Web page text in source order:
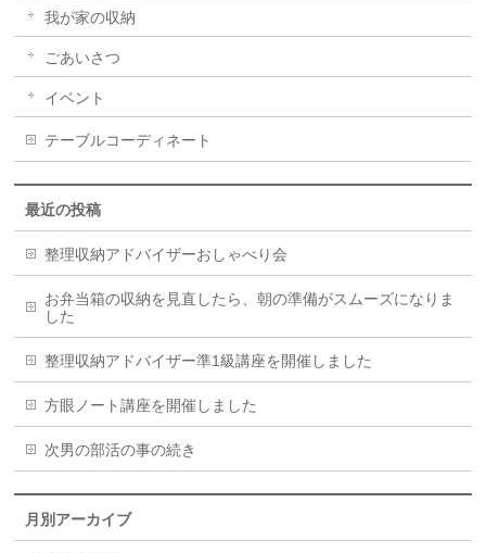
我が家の収納
ごあいさつ
イベント
テーブルコーディネート
最近の投稿
整理収納アドバイザーおしゃべり会
お弁当箱の収納を見直したら、朝の準備がスムーズになりま
した
整理収納アドバイザー準1級講座を開催しました
方眼ノート講座を開催しました
次男の部活の事の続き
月別アーカイブ